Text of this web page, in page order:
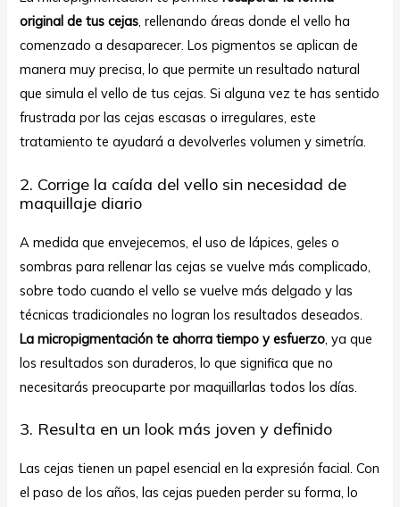
original de tus cejas, rellenando áreas donde el vello ha
comenzado a desaparecer. Los pigmentos se aplican de
manera muy precisa, lo que permite un resultado natural
que simula el vello de tus cejas. Si alguna vez te has sentido
frustrada por las cejas escasas o irregulares, este
tratamiento te ayudará a devolverles volumen y simetría.
2. Corrige la caída del vello sin necesidad de
maquillaje diario
A medida que envejecemos, el uso de lápices, geles o
sombras para rellenar las cejas se vuelve más complicado,
sobre todo cuando el vello se vuelve más delgado y las
técnicas tradicionales no logran los resultados deseados.
La micropigmentación te ahorra tiempo y esfuerzo , ya que
los resultados son duraderos, lo que significa que no
necesitarás preocuparte por maquillarlas todos los días.
3. Resulta en un look más joven y definido
Las cejas tienen un papel esencial en la expresión facial. Con
el paso de los años, las cejas pueden perder su forma, lo